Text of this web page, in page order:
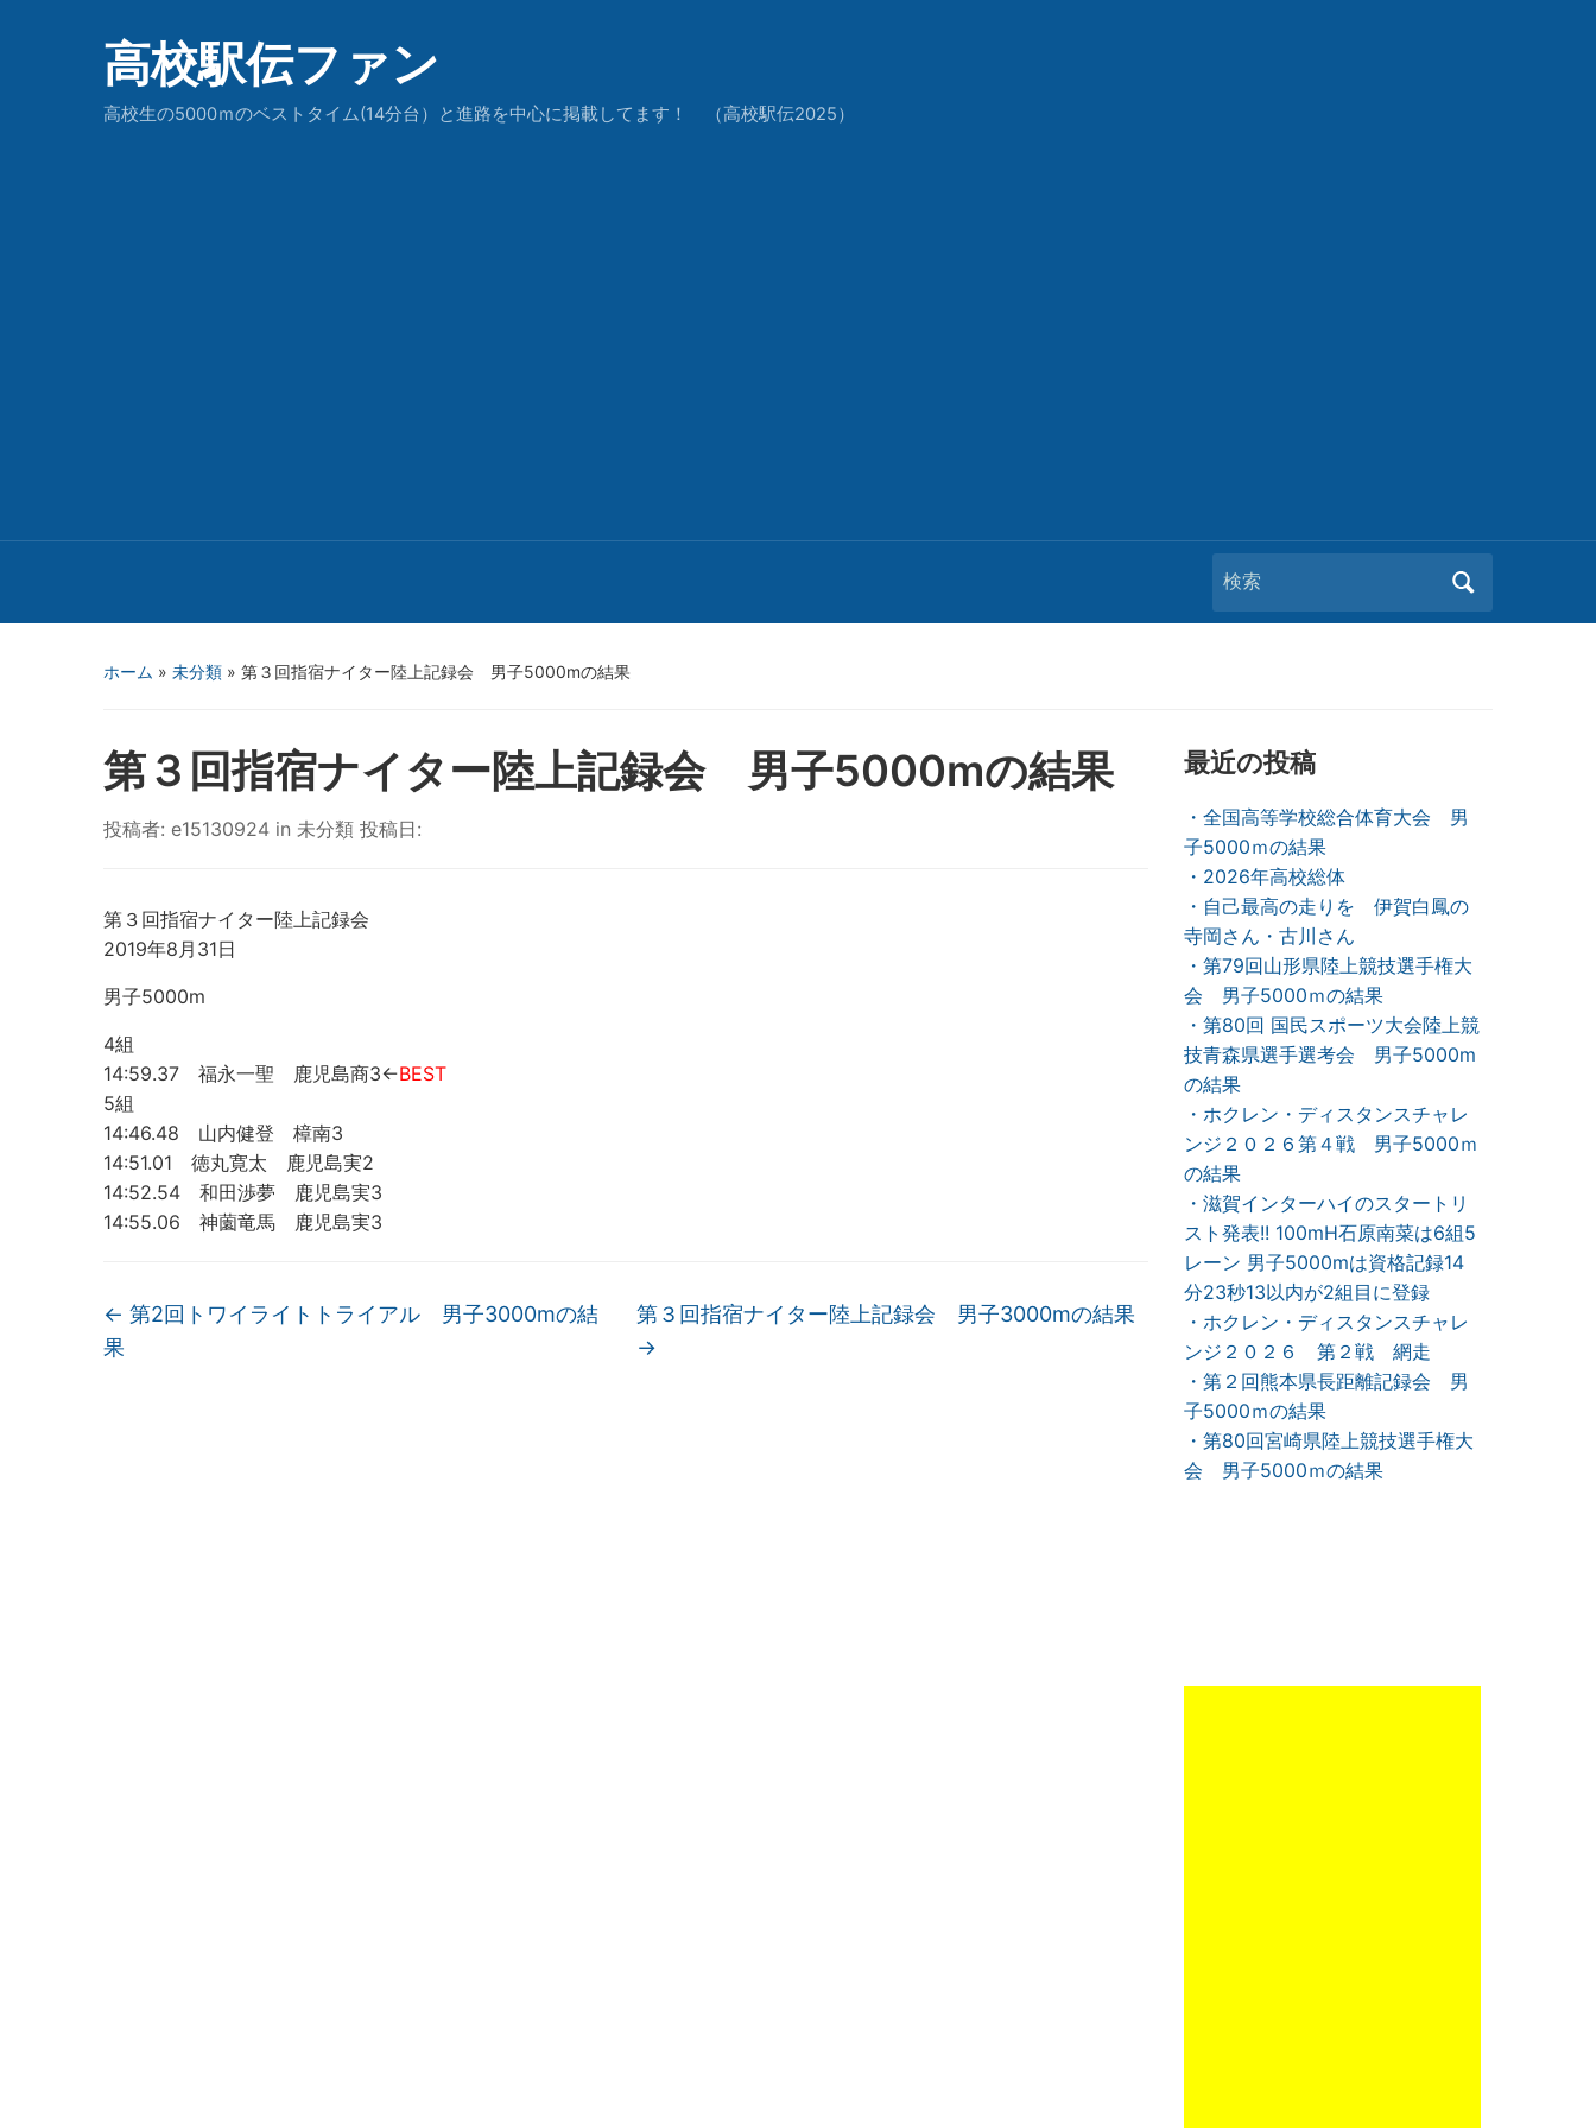
高校駅伝ファン
高校生の5000ｍのベストタイム(14分台）と進路を中心に掲載してます！ （高校駅伝2025）
Search
for:
ホーム » 未分類 » 第３回指宿ナイター陸上記録会 男子5000mの結果
第３回指宿ナイター陸上記録会 男子5000mの結果
投稿者: e15130924 in 未分類 投稿日:
第３回指宿ナイター陸上記録会
2019年8月31日
男子5000m
4組
14:59.37 福永一聖 鹿児島商3←BEST
5組
14:46.48 山内健登 樟南3
14:51.01 徳丸寛太 鹿児島実2
14:52.54 和田渉夢 鹿児島実3
14:55.06 神薗竜馬 鹿児島実3
← 第2回トワイライトトライアル 男子3000mの結
果
第３回指宿ナイター陸上記録会 男子3000mの結果
→
最近の投稿
・全国高等学校総合体育大会 男
子5000ｍの結果
・2026年高校総体
・自己最高の走りを 伊賀白鳳の
寺岡さん・古川さん
・第79回山形県陸上競技選手権大
会 男子5000ｍの結果
・第80回 国民スポーツ大会陸上競
技青森県選手選考会 男子5000m
の結果
・ホクレン・ディスタンスチャレ
ンジ２０２６第４戦 男子5000ｍ
の結果
・滋賀インターハイのスタートリ
スト発表!! 100mH石原南菜は6組5
レーン 男子5000mは資格記録14
分23秒13以内が2組目に登録
・ホクレン・ディスタンスチャレ
ンジ２０２６ 第２戦 網走
・第２回熊本県長距離記録会 男
子5000ｍの結果
・第80回宮崎県陸上競技選手権大
会 男子5000ｍの結果